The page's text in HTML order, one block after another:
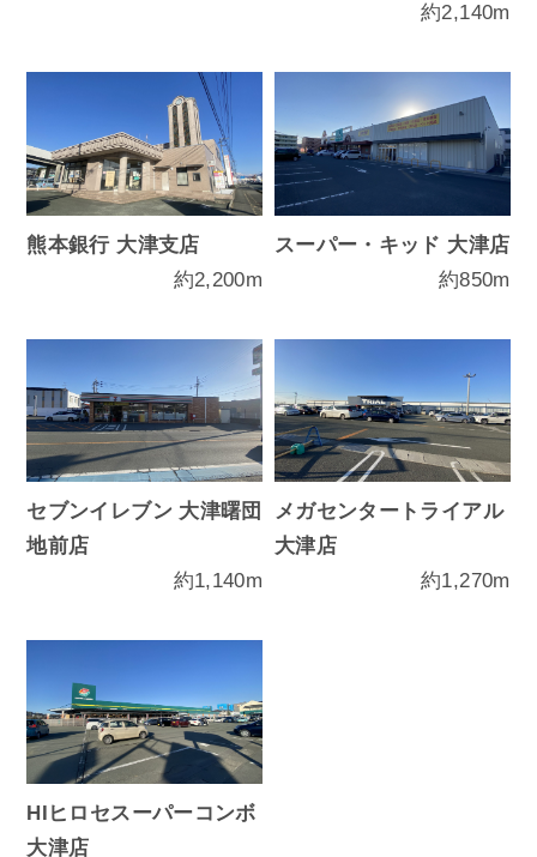
約2,140m
熊本銀行 大津支店
約2,200m
スーパー・キッド 大津店
約850m
セブンイレブン 大津曙団
地前店
約1,140m
メガセンタートライアル
大津店
約1,270m
HIヒロセスーパーコンボ
大津店